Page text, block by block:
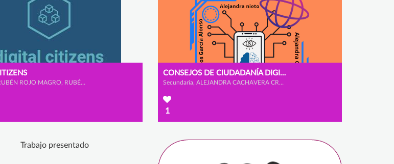
Secundaria, RUBÉN ROJO MAGRO, RUBÉN VALLEJO PULIDO y RODRIGO LOZANO HERNANZ
CONSEJOS DE CIUDADANÍA DIGITAL
Secundaria, ALEJANDRA CACHAVERA CRUZ, ALEJANDRA NIETO ALCAIDE y CARLOS GARCÍA ALONSO
1